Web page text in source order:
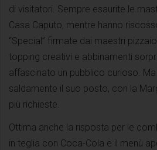
di visitatori. Sempre esaurite le
Casa Caputo, mentre hanno
“Special” firmate dai maestri
topping creativi e abbinamenti
affascinato un pubblico curioso.
saldamente il suo posto, con la
più richieste.
Ottima anche la risposta per le
in teglia con Coca-Cola e il menù